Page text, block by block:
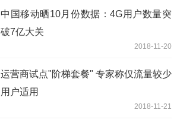
中国移动晒10月份数据：4G用户数量突
破7亿大关
2018-11-20
运营商试点"阶梯套餐" 专家称仅流量较少
用户适用
2018-11-21